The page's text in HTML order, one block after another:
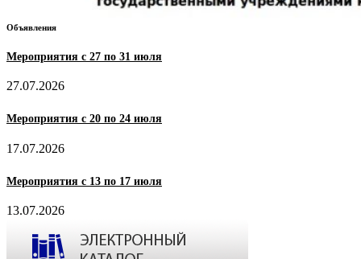
Объявления
Мероприятия с 27 по 31 июля
27.07.2026
Мероприятия с 20 по 24 июля
17.07.2026
Мероприятия с 13 по 17 июля
13.07.2026